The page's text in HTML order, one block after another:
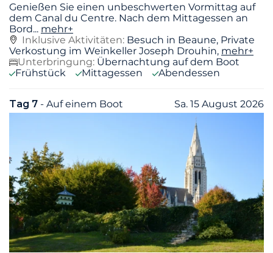
Genießen Sie einen unbeschwerten Vormittag auf
dem Canal du Centre. Nach dem Mittagessen an
Bord... mehr+
Inklusive Aktivitäten: Besuch in Beaune, Private
Verkostung im Weinkeller Joseph Drouhin, mehr+
Unterbringung: Übernachtung auf dem Boot
Frühstück
Mittagessen Abendessen
Tag 7 - Auf einem Boot Sa. 15 August 2026